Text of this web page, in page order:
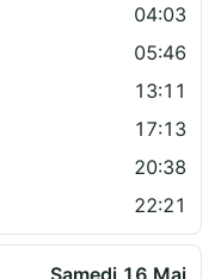
04:03
05:46
13:11
17:13
20:38
22:21
Samedi 16 Mai